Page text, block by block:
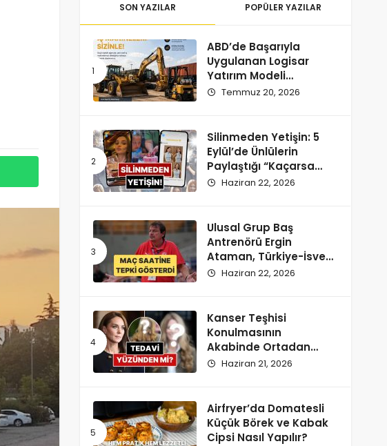
SON YAZILAR POPÜLER YAZILAR
ABD’de Başarıyla
Uygulanan Logisar
Yatırım Modeli
Türkiye’ye Geliyor
Temmuz 20, 2026
Silinmeden Yetişin: 5
Eylül’de Ünlülerin
Paylaştığı “Kaçarsa
Yazık Olur” Temalı
Haziran 22, 2026
Ulusal Grup Baş
Antrenörü Ergin
Ataman, Türkiye-İsveç
Maçı Saatine
Haziran 22, 2026
Kanser Teşhisi
Konulmasının
Akabinde Ortadan
Kaybolan Kate
Doğurdu
Haziran 21, 2026
Airfryer’da Domatesli
Küçük Börek ve Kabak
Cipsi Nasıl Yapılır?